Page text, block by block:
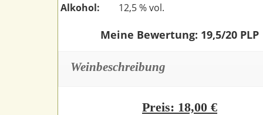
Alkohol:
12,5 % vol.
Meine Bewertung: 19,5/20 PLP
Weinbeschreibung
Preis: 18,00 €